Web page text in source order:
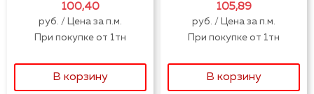
100,40
руб. / Цена за п.м.
При покупке от 1тн
В корзину
105,89
руб. / Цена за п.м.
При покупке от 1тн
В корзину